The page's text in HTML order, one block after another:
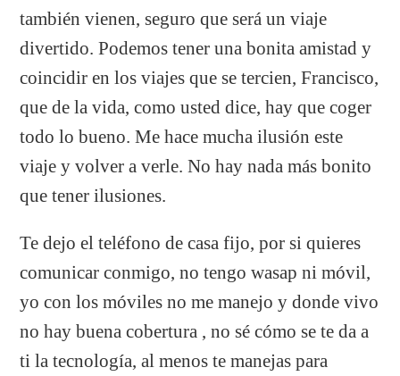
también vienen, seguro que será un viaje
divertido. Podemos tener una bonita amistad y
coincidir en los viajes que se tercien, Francisco,
que de la vida, como usted dice, hay que coger
todo lo bueno. Me hace mucha ilusión este
viaje y volver a verle. No hay nada más bonito
que tener ilusiones.
Te dejo el teléfono de casa fijo, por si quieres
comunicar conmigo, no tengo wasap ni móvil,
yo con los móviles no me manejo y donde vivo
no hay buena cobertura , no sé cómo se te da a
ti la tecnología, al menos te manejas para